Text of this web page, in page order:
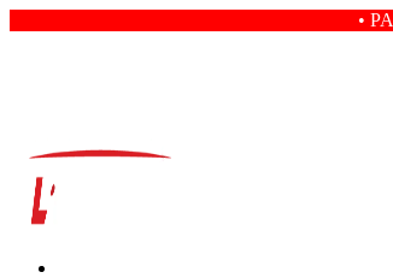
• PAGANDO COM